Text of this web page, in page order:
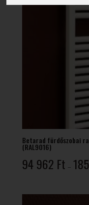
Betarad fürdőszobai
(RAL9016)
94 962 Ft –